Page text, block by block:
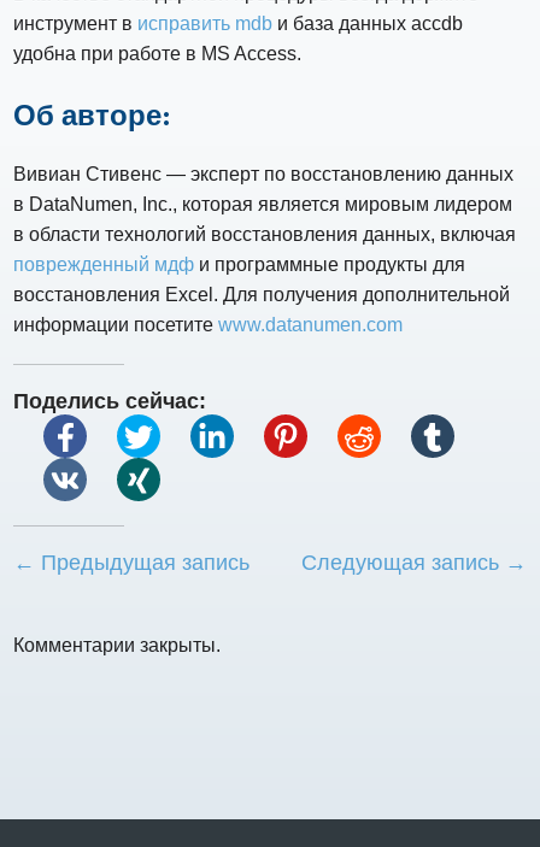
инструмент в исправить mdb и база данных accdb
удобна при работе в MS Access.
Об авторе:
Вивиан Стивенс — эксперт по восстановлению данных
в DataNumen, Inc., которая является мировым лидером
в области технологий восстановления данных, включая
поврежденный мдф и программные продукты для
восстановления Excel. Для получения дополнительной
информации посетитеwww.datanumen.com
Поделись сейчас:
← Предыдущая запись Следующая запись →
Комментарии закрыты.